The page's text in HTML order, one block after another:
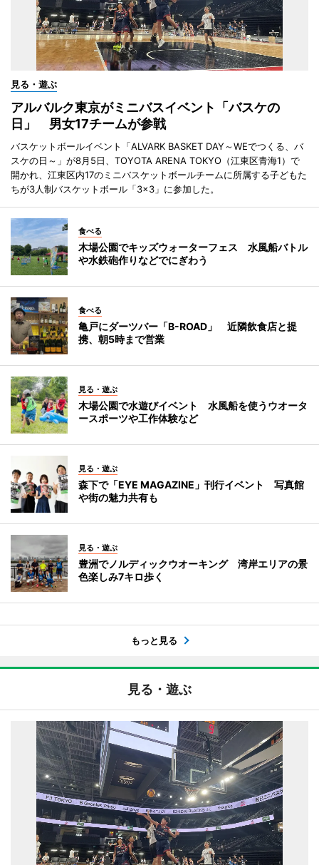
見る・遊ぶ
アルバルク東京がミニバスイベント「バスケの
日」 男女17チームが参戦
バスケットボールイベント「ALVARK BASKET DAY～WEでつくる、バ
スケの日～」が8月5日、TOYOTA ARENA TOKYO（江東区青海1）で
開かれ、江東区内17のミニバスケットボールチームに所属する子どもた
ちが3人制バスケットボール「3×3」に参加した。
食べる
木場公園でキッズウォーターフェス 水風船バトル
や水鉄砲作りなどでにぎわう
食べる
亀戸にダーツバー「B-ROAD」 近隣飲食店と提
携、朝5時まで営業
見る・遊ぶ
木場公園で水遊びイベント 水風船を使うウオータ
ースポーツや工作体験など
見る・遊ぶ
森下で「EYE MAGAZINE」刊行イベント 写真館
や街の魅力共有も
見る・遊ぶ
豊洲でノルディックウオーキング 湾岸エリアの景
色楽しみ7キロ歩く
もっと見る
見る・遊ぶ